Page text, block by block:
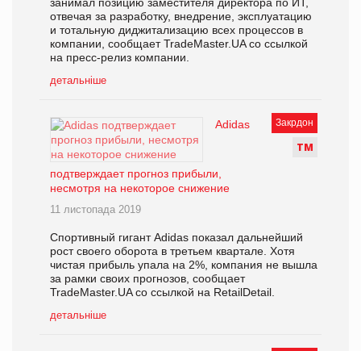
отвечая за разработку, внедрение, эксплуатацию
и тотальную диджитализацию всех процессов в
компании, сообщает TradeMaster.UA со ссылкой
на пресс-релиз компании.
детальніше
Закрдон
ТМ
Adidas
подтверждает прогноз прибыли,
несмотря на некоторое снижение
11 листопада 2019
Спортивный гигант Adidas показал дальнейший
рост своего оборота в третьем квартале. Хотя
чистая прибыль упала на 2%, компания не вышла
за рамки своих прогнозов, сообщает
TradeMaster.UA со ссылкой на RetailDetail.
детальніше